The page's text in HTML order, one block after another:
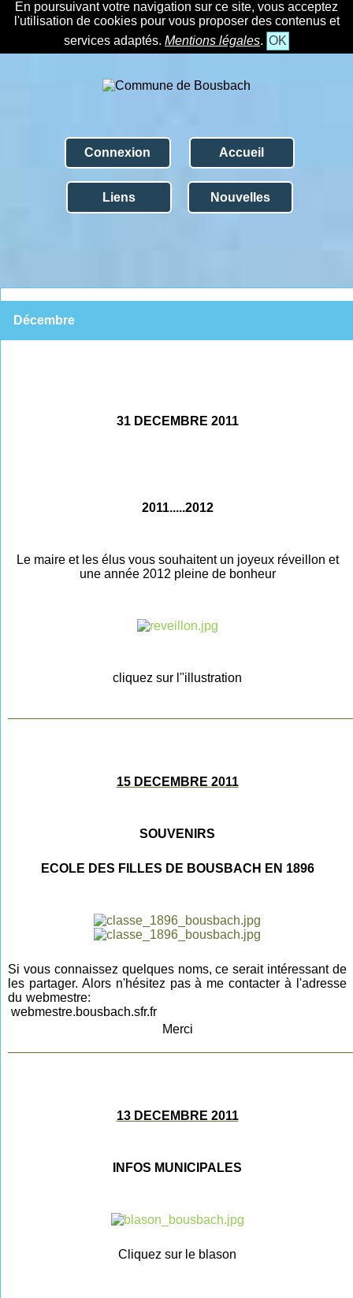
En poursuivant votre navigation sur ce site, vous acceptez
l'utilisation de cookies pour vous proposer des contenus et
services adaptés. Mentions légales. OK
Connexion Accueil
Liens Nouvelles
Décembre
31 DECEMBRE 2011
2011.....2012
Le maire et les élus vous souhaitent un joyeux réveillon et
une année 2012 pleine de bonheur
cliquez sur l''illustration
15 DECEMBRE 2011
SOUVENIRS
ECOLE DES FILLES DE BOUSBACH EN 1896
Si vous connaissez quelques noms, ce serait intéressant de
les partager. Alors n'hésitez pas à me contacter à l'adresse
du webmestre:
webmestre.bousbach.sfr.fr
Merci
13 DECEMBRE 2011
INFOS MUNICIPALES
Cliquez sur le blason